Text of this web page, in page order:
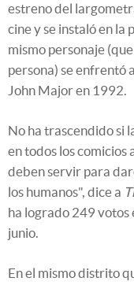
estreno del
cine y se instaló en la
mismo personaje
persona) se enfrentó
John Major en 1992.
No ha trascendido si
en todos los comicios
deben servir para
los humanos", dice a
ha logrado 249 votos
junio.
En el mismo distrito